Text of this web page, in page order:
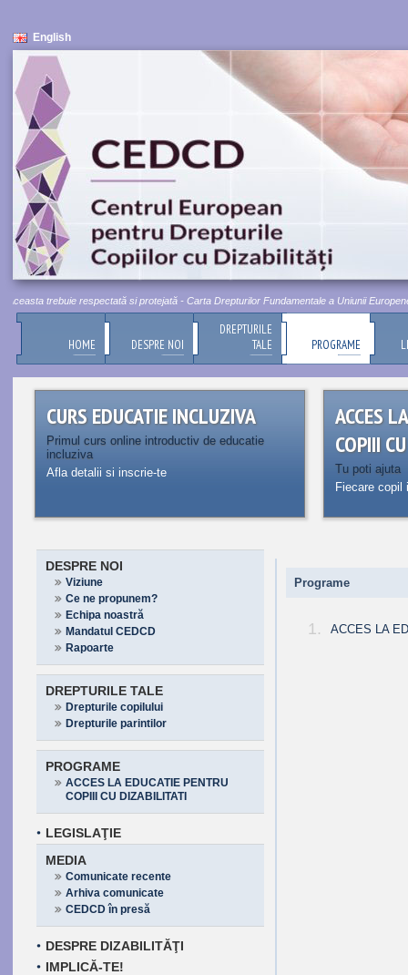
English
trebuie respectată si protejată - Carta Drepturilor Fundamentale a Uniunii Europene,
HOME DESPRE NOI
DREPTURILE
TALE
PROGRAME
CURS EDUCATIE INCLUZIVA
Primul curs online introductiv de educatie
incluziva
Afla detalii si inscrie-te
ACCES
COPIII
Tu poti ajuta
Fiecare
DESPRE NOI
Viziune
Ce ne propunem?
Echipa noastră
Mandatul CEDCD
Rapoarte
DREPTURILE TALE
Drepturile copilului
Drepturile parintilor
PROGRAME
ACCES LA EDUCATIE PENTRU
COPIII CU DIZABILITATI
LEGISLAŢIE
MEDIA
Comunicate recente
Arhiva comunicate
CEDCD în presă
DESPRE DIZABILITĂŢI
IMPLICĂ-TE!
Programe
1. ACCES LA